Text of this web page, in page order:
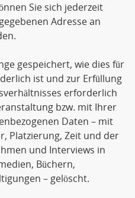
Sie sich jederzeit
Adresse an
gespeichert, wie dies für
ist und zur Erfüllung
erforderlich
bzw. mit Ihrer
Daten – mit
Platzierung, Zeit und der
und Interviews in
Büchern,
– gelöscht.